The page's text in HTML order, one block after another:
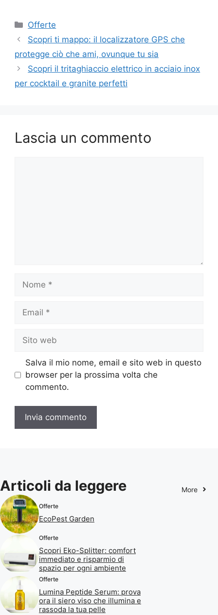
Categorie
Offerte
Scopri ti mappo: il localizzatore GPS che
protegge ciò che ami, ovunque tu sia
Scopri il tritaghiaccio elettrico in acciaio inox
per cocktail e granite perfetti
Lascia un commento
Nome
Email
Sito
web
Salva il mio nome, email e sito web in questo
browser per la prossima volta che
commento.
Articoli da leggere More
Offerte
EcoPest Garden
Offerte
Scopri Eko-Splitter: comfort
immediato e risparmio di
spazio per ogni ambiente
Offerte
Lumina Peptide Serum: prova
ora il siero viso che illumina e
rassoda la tua pelle